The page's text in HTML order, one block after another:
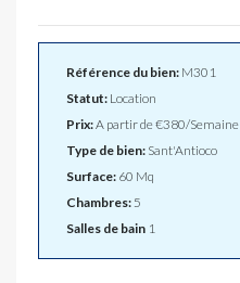
Référence du bien: M301
Statut: Location
Prix:A partir de€380/Semaine
Type de bien: Sant'Antioco
Surface: 60 Mq
Chambres: 5
Salles de bain 1